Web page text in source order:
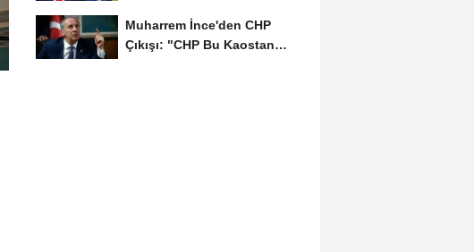
Muharrem İnce'den CHP
Çıkışı: "CHP Bu Kaostan